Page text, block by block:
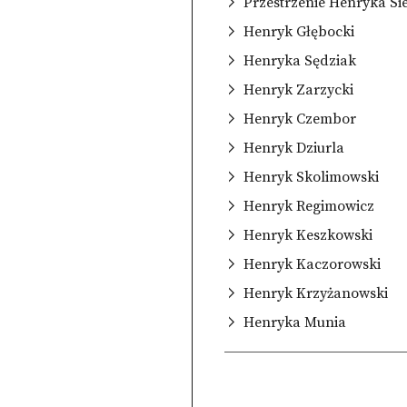
Henryk Głębocki
Henryka Sędziak
Henryk Zarzycki
Henryk Czembor
Henryk Dziurla
Henryk Skolimowski
Henryk Regimowicz
Henryk Keszkowski
Henryk Kaczorowski
Henryk Krzyżanowski
Henryka Munia